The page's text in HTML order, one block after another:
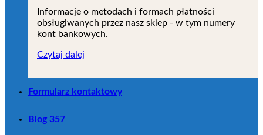
Informacje o metodach i formach płatności
obsługiwanych przez nasz sklep - w tym numery
kont bankowych.
Czytaj dalej
Formularz kontaktowy
Blog 357